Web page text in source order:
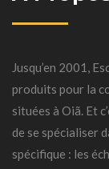
Jusqu’en 2001,
produits pour la
situées à Oiã. Et
de se spécialiser
spécifique : les